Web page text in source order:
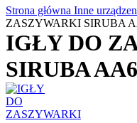
Strona główna Inne
ZASZYWARKI SIRUBA
IGŁY DO
SIRUBA